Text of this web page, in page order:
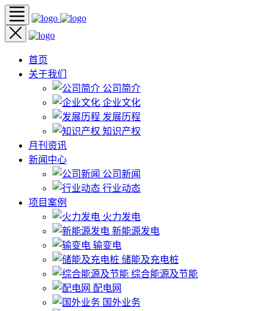
首页
关于我们
公司简介
企业文化
发展历程
知识产权
月刊资讯
新闻中心
公司新闻
行业动态
项目案例
火力发电
新能源发电
输变电
储能及充电桩
综合能源及节能
配电网
国外业务